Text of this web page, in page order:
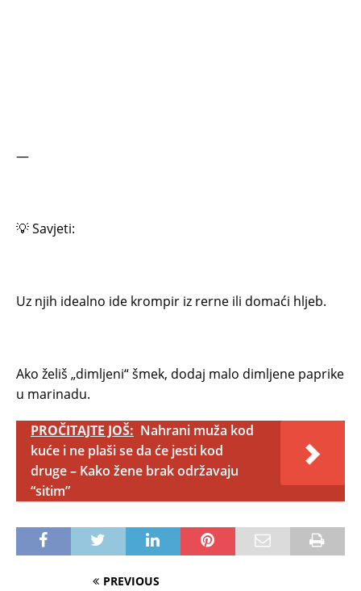
—
💡 Savjeti:
Uz njih idealno ide krompir iz rerne ili domaći hljeb.
Ako želiš „dimljeni“ šmek, dodaj malo dimljene paprike
u marinadu.
PROČITAJTE JOŠ: Nahrani muža kod
kuće i ne plaši se da će jesti kod
druge – Kako žene brak održavaju
“sitim”
PREVIOUS